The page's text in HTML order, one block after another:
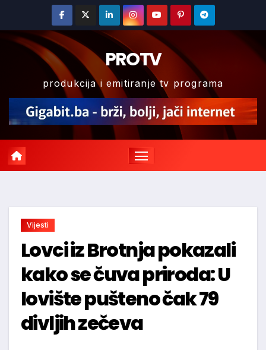
content
PROTV
produkcija i emitiranje tv programa
Vijesti
Lovci iz Brotnja pokazali
kako se čuva priroda: U
lovište pušteno čak 79
divljih zečeva